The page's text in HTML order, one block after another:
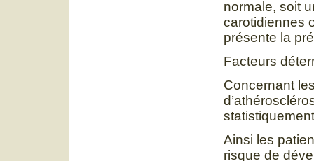
normale, soit
carotidiennes
présente la
Facteurs
Concernant
Ainsi les
risque de